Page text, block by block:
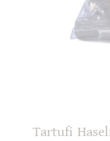
Tartufi